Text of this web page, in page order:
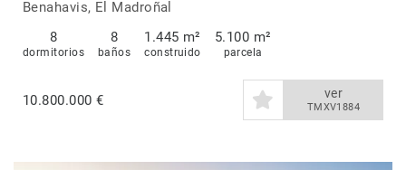
Benahavis, El Madroñal
8
dormitorios
8
baños
1.445 m²
construido
5.100 m²
parcela
10.800.000 € ver
TMXV1884